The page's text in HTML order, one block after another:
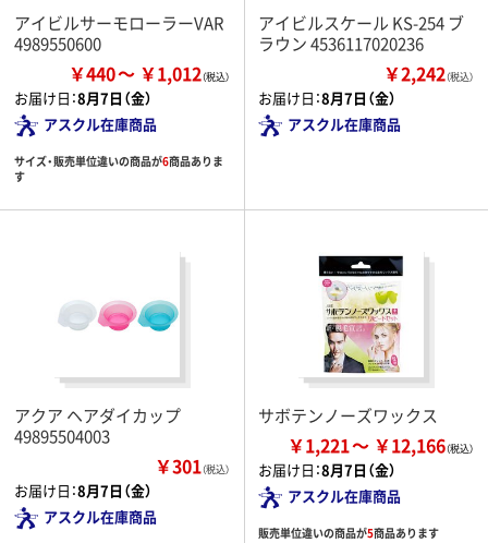
アイビルサーモローラーVAR
4989550600
￥440 ￥1,012
お届け日：8月7日（金）
アスクル在庫商品
サイズ・販売単位違いの商品が6商品ありま
す
アイビルスケール KS-254 ブ
ラウン 4536117020236
￥2,242（税込）
お届け日：8月7日（金）
アスクル在庫商品
アクア ヘアダイカップ
49895504003
￥301（税込）
お届け日：8月7日（金）
アスクル在庫商品
サボテンノーズワックス
￥1,221 ￥12,166
お届け日：8月7日（金）
アスクル在庫商品
販売単位違いの商品が5商品あります